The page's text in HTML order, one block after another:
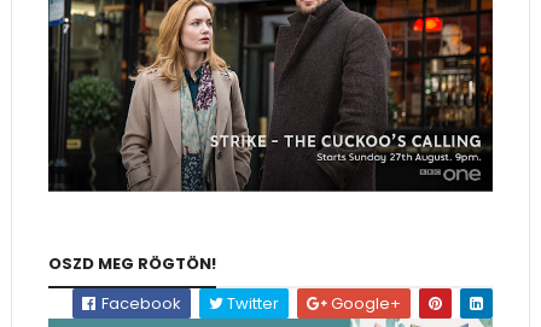
OSZD MEG RÖGTÖN!
Facebook
Twitter Google+